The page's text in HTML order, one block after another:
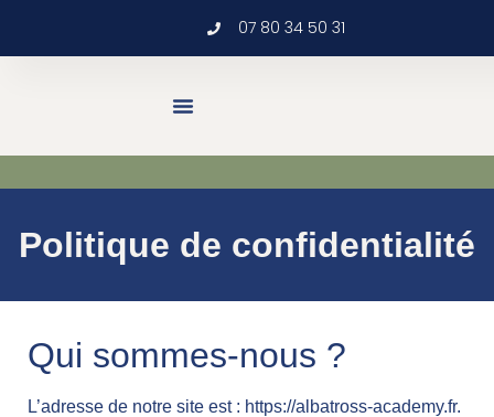
07 80 34 50 31
Politique de confidentialité
Qui sommes-nous ?
L’adresse de notre site est : https://albatross-academy.fr.